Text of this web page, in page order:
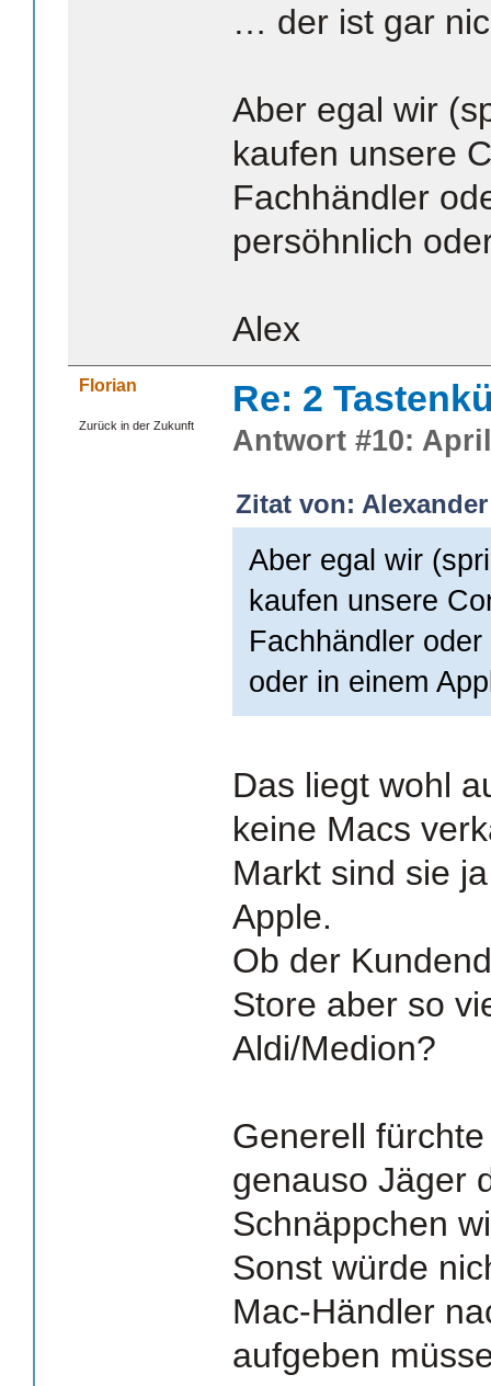
… der ist gar
Aber egal wir
kaufen unsere
Fachhändler
persöhnlich
Alex
Florian
Zurück in der Zukunft
Re: 2
Antwort #10:
Zitat von:
Aber egal wir
kaufen unsere
Fachhändler
oder in einem
Das liegt wohl
keine Macs
Markt sind sie
Apple.
Ob der
Store aber so
Aldi/Medion?
Generell
genauso Jäger
Schnäppchen
Sonst würde
Mac-Händler
aufgeben